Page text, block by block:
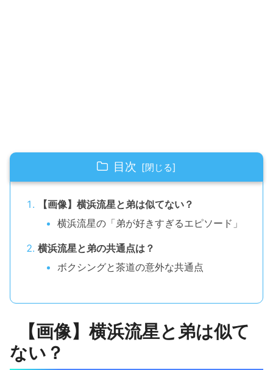
目次
【画像】横浜流星と弟は似てない？
横浜流星の「弟が好きすぎるエピソード」
横浜流星と弟の共通点は？
ボクシングと茶道の意外な共通点
【画像】横浜流星と弟は似て
ない？